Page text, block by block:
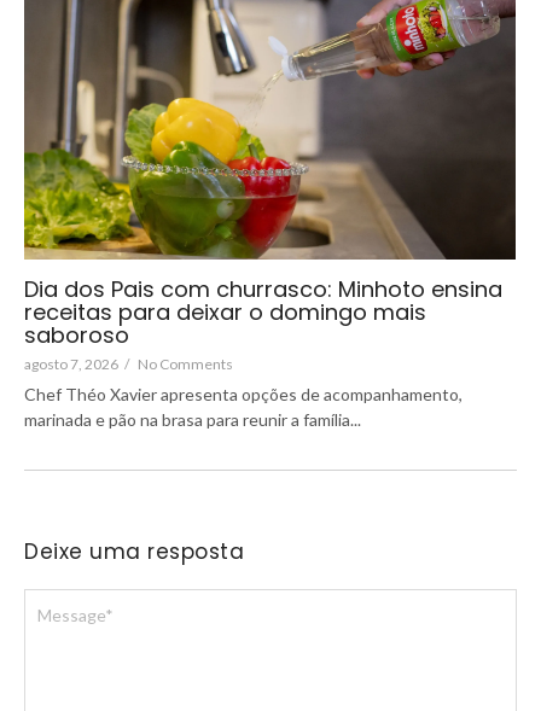
Dia dos Pais com churrasco: Minhoto ensina
receitas para deixar o domingo mais
saboroso
agosto 7, 2026 / No Comments
Chef Théo Xavier apresenta opções de acompanhamento,
marinada e pão na brasa para reunir a família...
Deixe uma resposta